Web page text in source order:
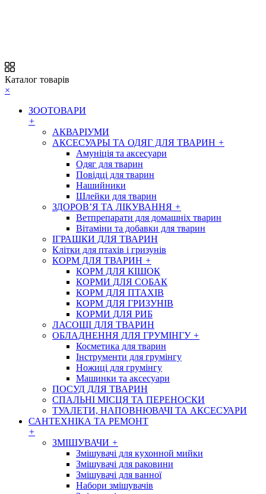
Каталог товарів
×
ЗООТОВАРИ
+
АКВАРІУМИ
АКСЕСУАРЫ ТА ОДЯГ ДЛЯ ТВАРИН +
Амуніція та аксесуари
Одяг для тварин
Повідці для тварин
Нашийники
Шлейки для тварин
ЗДОРОВ’Я ТА ЛІКУВАННЯ +
Ветпрепарати для домашніх тварин
Вітаміни та добавки для тварин
ІГРАШКИ ДЛЯ ТВАРИН
Клітки для птахів і гризунів
КОРМ ДЛЯ ТВАРИН +
КОРМ ДЛЯ КІШОК
КОРМИ ДЛЯ СОБАК
КОРМ ДЛЯ ПТАХІВ
КОРМ ДЛЯ ГРИЗУНІВ
КОРМИ ДЛЯ РИБ
ЛАСОЩІ ДЛЯ ТВАРИН
ОБЛАДНЕННЯ ДЛЯ ГРУМІНГУ +
Косметика для тварин
Інструменти для грумінгу
Ножиці для грумінгу
Машинки та аксесуари
ПОСУД ДЛЯ ТВАРИН
СПАЛЬНІ МІСЦЯ ТА ПЕРЕНОСКИ
ТУАЛЕТИ, НАПОВНЮВАЧІ ТА АКСЕСУАРИ
САНТЕХНІКА ТА РЕМОНТ
+
ЗМІШУВАЧИ +
Змішувачі для кухонной мийки
Змішувачі для раковини
Змішувачі для ванної
Набори змішувачів